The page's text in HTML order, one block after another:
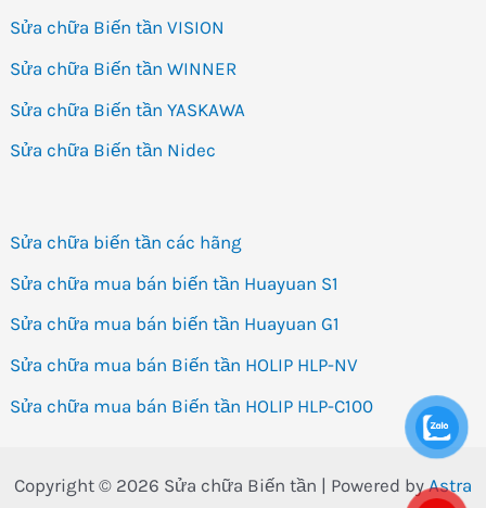
Sửa chữa Biến tần VISION
Sửa chữa Biến tần WINNER
Sửa chữa Biến tần YASKAWA
Sửa chữa Biến tần Nidec
Sửa chữa biến tần các hãng
Sửa chữa mua bán biến tần Huayuan S1
Sửa chữa mua bán biến tần Huayuan G1
Sửa chữa mua bán Biến tần HOLIP HLP-NV
Sửa chữa mua bán Biến tần HOLIP HLP-C100
Copyright © 2026 Sửa chữa Biến tần | Powered byAstra